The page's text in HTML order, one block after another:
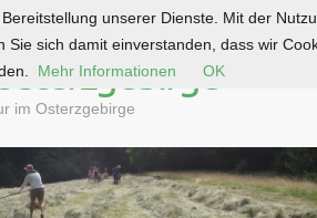
im Osterzgebirge
unserer Dienste. Mit der
Sie sich damit einverstanden, dass wir
Mehr Informationen OK